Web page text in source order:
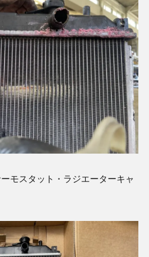
モスタット・ラジエーターキャ